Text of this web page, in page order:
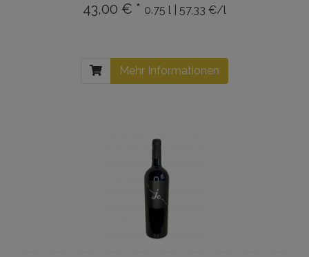
43,00 € * 0.75 l | 57,33 €/l
Mehr Informationen